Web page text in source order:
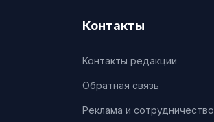
Контакты
Контакты редакции
Обратная связь
Реклама и сотрудничество